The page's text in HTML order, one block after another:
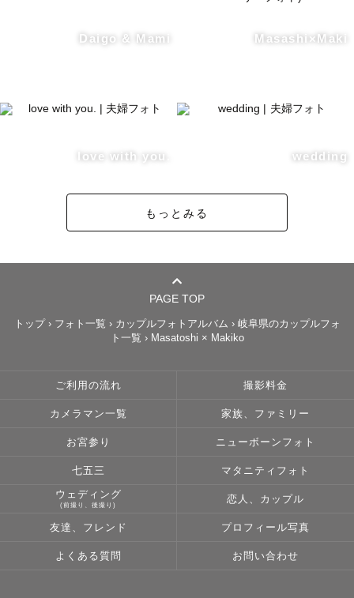
Daigo & Mami Masashi×Maki
love with you. wedding
もっとみる
PAGE TOP
トップ› フォト一覧 › カップルフォトアルバム › 岐阜県のカップルフォ
ト一覧 › Masatoshi × Makiko
ご利用の流れ 撮影料金
カメラマン一覧 家族、ファミリー
お宮参り ニューボーンフォト
七五三 マタニティフォト
ウェディング
(前撮り、後撮り)
恋人、カップル
友達、フレンド プロフィール写真
よくある質問 お問い合わせ